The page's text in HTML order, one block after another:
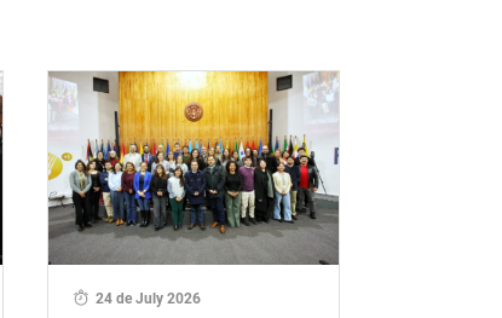
24 de July 2026